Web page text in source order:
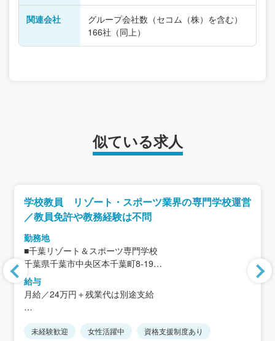
関連会社
グループ会社数（セコム（株）を含む）
166社（同上）
似ている求人
学校教員 リゾート・スポーツ業界の専門学校運営
／教員免許や教務経験は不問
勤務地
■千葉リゾート＆スポーツ専門学校
千葉県千葉市中央区本千葉町8-19
＜アクセス＞
JR「千葉駅」徒歩10分・「本千葉駅」徒歩5分
京成線「千葉中央駅」徒歩3分
給与
月給／24万円＋残業代は別途支給
年収350～400万円(月給24万円＋賞与＋残業代)
未経験歓迎 女性活躍中
資格支援制度あり